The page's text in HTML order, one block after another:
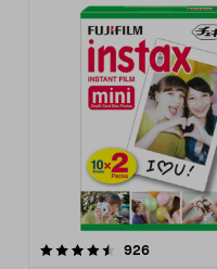
926recensioner
4.5 av 5 stjärnor